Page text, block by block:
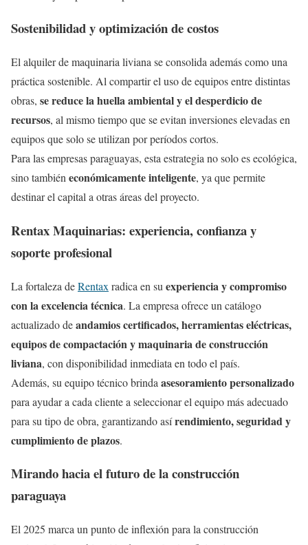
Sostenibilidad y optimización de costos
El alquiler de maquinaria liviana se consolida además como una
práctica sostenible. Al compartir el uso de equipos entre distintas
obras, se reduce la huella ambiental y el desperdicio de
recursos, al mismo tiempo que se evitan inversiones elevadas en
equipos que solo se utilizan por períodos cortos.
Para las empresas paraguayas, esta estrategia no solo es ecológica,
sino también económicamente inteligente, ya que permite
destinar el capital a otras áreas del proyecto.
Rentax Maquinarias: experiencia, confianza y
soporte profesional
La fortaleza deRentax radica en su experiencia y compromiso
con la excelencia técnica. La empresa ofrece un catálogo
actualizado deandamios certificados, herramientas eléctricas,
equipos de compactación y maquinaria de construcción
liviana, con disponibilidad inmediata en todo el país.
Además, su equipo técnico brinda asesoramiento personalizado
para ayudar a cada cliente a seleccionar el equipo más adecuado
para su tipo de obra, garantizando asírendimiento, seguridad y
cumplimiento de plazos.
Mirando hacia el futuro de la construcción
paraguaya
El 2025 marca un punto de inflexión para la construcción